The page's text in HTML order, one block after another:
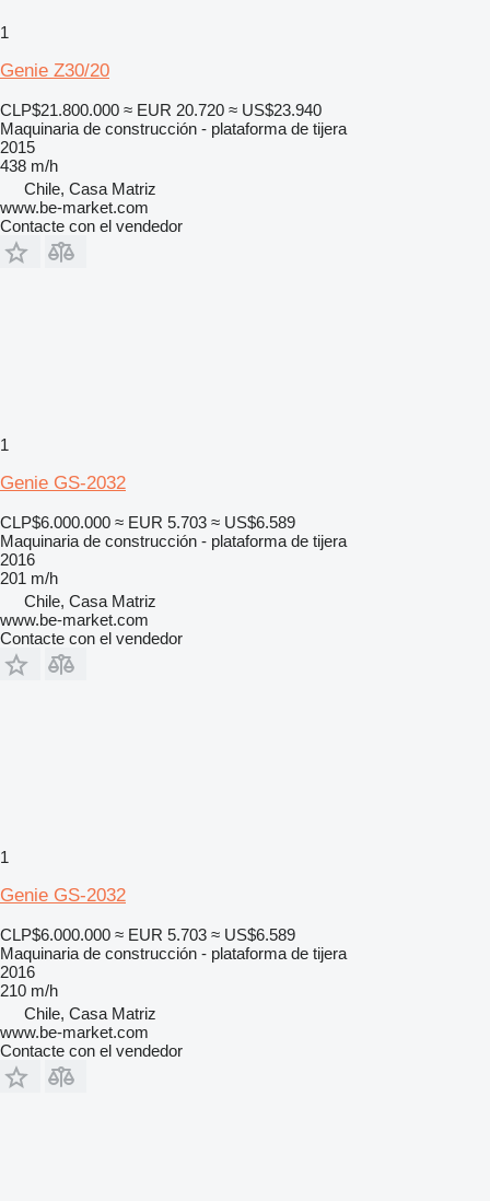
1
Genie Z30/20
CLP$21.800.000 ≈ EUR 20.720 ≈ US$23.940
Maquinaria de construcción - plataforma de tijera
2015
438 m/h
Chile, Casa Matriz
www.be-market.com
Contacte con el vendedor
1
Genie GS-2032
CLP$6.000.000 ≈ EUR 5.703 ≈ US$6.589
Maquinaria de construcción - plataforma de tijera
2016
201 m/h
Chile, Casa Matriz
www.be-market.com
Contacte con el vendedor
1
Genie GS-2032
CLP$6.000.000 ≈ EUR 5.703 ≈ US$6.589
Maquinaria de construcción - plataforma de tijera
2016
210 m/h
Chile, Casa Matriz
www.be-market.com
Contacte con el vendedor